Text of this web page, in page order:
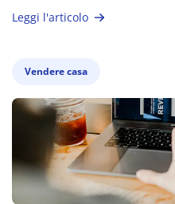
Leggi l'articolo
Vendere casa